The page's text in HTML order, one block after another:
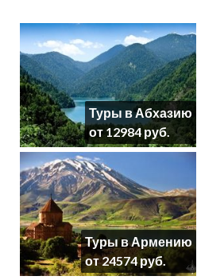
Туры в Абхазию
от 12984 руб.
Туры в Армению
от 24574 руб.